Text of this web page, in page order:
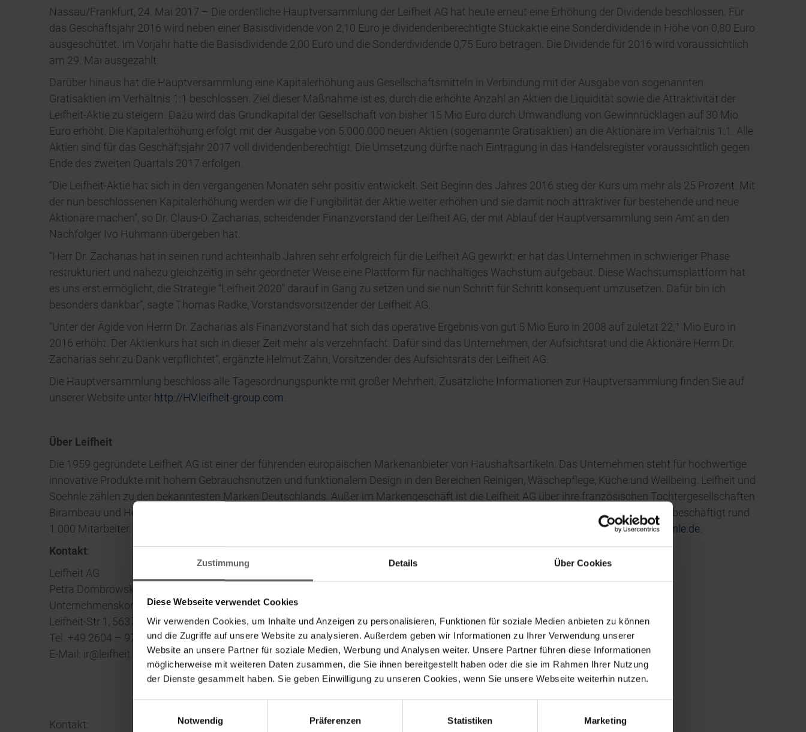
Zustimmung Details Über Cookies
Diese Webseite verwendet Cookies
Wir verwenden Cookies, um Inhalte und Anzeigen zu personalisieren, Funktionen für soziale Medien anbieten zu können
und die Zugriffe auf unsere Website zu analysieren. Außerdem geben wir Informationen zu Ihrer Verwendung unserer
Website an unsere Partner für soziale Medien, Werbung und Analysen weiter. Unsere Partner führen diese Informationen
möglicherweise mit weiteren Daten zusammen, die Sie ihnen bereitgestellt haben oder die sie im Rahmen Ihrer Nutzung
der Dienste gesammelt haben. Sie geben Einwilligung zu unseren Cookies, wenn Sie unsere Webseite weiterhin nutzen.
Notwendig
Präferenzen Statistiken Marketing
Nassau/Frankfurt, 24. Mai 2017 – Die ordentliche Hauptversammlung der Leifheit AG hat heute erneut eine Erhöhung der Dividende beschlossen. Für
das Geschäftsjahr 2016 wird neben einer Basisdividende von 2,10 Euro je dividendenberechtigte Stückaktie eine Sonderdividende in Höhe von 0,80 Euro
ausgeschüttet. Im Vorjahr hatte die Basisdividende 2,00 Euro und die Sonderdividende 0,75 Euro betragen. Die Dividende für 2016 wird voraussichtlich
am 29. Mai ausgezahlt.
Darüber hinaus hat die Hauptversammlung eine Kapitalerhöhung aus Gesellschaftsmitteln in Verbindung mit der Ausgabe von sogenannten
Gratisaktien im Verhältnis 1:1 beschlossen. Ziel dieser Maßnahme ist es, durch die erhöhte Anzahl an Aktien die Liquidität sowie die Attraktivität der
Leifheit-Aktie zu steigern. Dazu wird das Grundkapital der Gesellschaft von bisher 15 Mio Euro durch Umwandlung von Gewinnrücklagen auf 30 Mio
Euro erhöht. Die Kapitalerhöhung erfolgt mit der Ausgabe von 5.000.000 neuen Aktien (sogenannte Gratisaktien) an die Aktionäre im Verhältnis 1:1. Alle
Aktien sind für das Geschäftsjahr 2017 voll dividendenberechtigt. Die Umsetzung dürfte nach Eintragung in das Handelsregister voraussichtlich gegen
Ende des zweiten Quartals 2017 erfolgen.
“Die Leifheit-Aktie hat sich in den vergangenen Monaten sehr positiv entwickelt. Seit Beginn des Jahres 2016 stieg der Kurs um mehr als 25 Prozent. Mit
der nun beschlossenen Kapitalerhöhung werden wir die Fungibilität der Aktie weiter erhöhen und sie damit noch attraktiver für bestehende und neue
Aktionäre machen”, so Dr. Claus-O. Zacharias, scheidender Finanzvorstand der Leifheit AG, der mit Ablauf der Hauptversammlung sein Amt an den
Nachfolger Ivo Huhmann übergeben hat.
“Herr Dr. Zacharias hat in seinen rund achteinhalb Jahren sehr erfolgreich für die Leifheit AG gewirkt: er hat das Unternehmen in schwieriger Phase
restrukturiert und nahezu gleichzeitig in sehr geordneter Weise eine Plattform für nachhaltiges Wachstum aufgebaut. Diese Wachstumsplattform hat
es uns erst ermöglicht, die Strategie “Leifheit 2020″ darauf in Gang zu setzen und sie nun Schritt für Schritt konsequent umzusetzen. Dafür bin ich
besonders dankbar”, sagte Thomas Radke, Vorstandsvorsitzender der Leifheit AG.
“Unter der Ägide von Herrn Dr. Zacharias als Finanzvorstand hat sich das operative Ergebnis von gut 5 Mio Euro in 2008 auf zuletzt 22,1 Mio Euro in
2016 erhöht. Der Aktienkurs hat sich in dieser Zeit mehr als verzehnfacht. Dafür sind das Unternehmen, der Aufsichtsrat und die Aktionäre Herrn Dr.
Zacharias sehr zu Dank verpflichtet”, ergänzte Helmut Zahn, Vorsitzender des Aufsichtsrats der Leifheit AG.
Die Hauptversammlung beschloss alle Tagesordnungspunkte mit großer Mehrheit. Zusätzliche Informationen zur Hauptversammlung finden Sie auf
unserer Website unter http://HV.leifheit-group.com.
Über Leifheit
Die 1959 gegründete Leifheit AG ist einer der führenden europäischen Markenanbieter von Haushaltsartikeln. Das Unternehmen steht für hochwertige
innovative Produkte mit hohem Gebrauchsnutzen und funktionalem Design in den Bereichen Reinigen, Wäschepflege, Küche und Wellbeing. Leifheit und
Soehnle zählen zu den bekanntesten Marken Deutschlands. Außer im Markengeschäft ist die Leifheit AG über ihre französischen Tochtergesellschaften
Birambeau und Herby im serviceorientierten Volumengeschäft tätig. Der Leifheit-Konzern mit seinen internationalen Niederlassungen beschäftigt rund
1.000 Mitarbeiter. Weitere Informationen über Leifheit finden Sie im Internet unter www.leifheit-group.com, www.leifheit.de,www.soehnle.de.
Kontakt:
Leifheit AG
Petra Dombrowsky
Unternehmenskommunikation/Investor Relations
Leifheit-Str.1, 56377 Nassau
Tel. +49 2604 – 977 218
E-Mail: ir@leifheit.com
Kontakt:
Suchvorschläge
Finanzkennzahlen Jahresfinanzbericht Corporate Governance